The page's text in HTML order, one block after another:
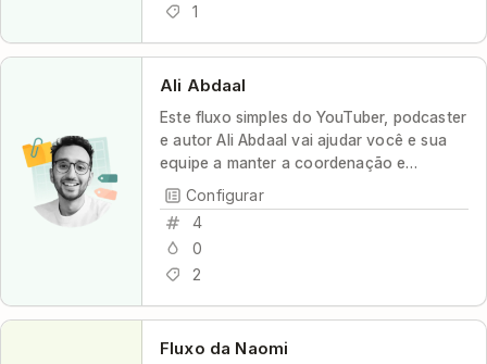
1
Ali Abdaal
Este fluxo simples do YouTuber, podcaster
e autor Ali Abdaal vai ajudar você e sua
equipe a manter a coordenação e
produtividade com máximo de
transparência e mínimo de estresse.
Configurar
4
0
2
Fluxo da Naomi